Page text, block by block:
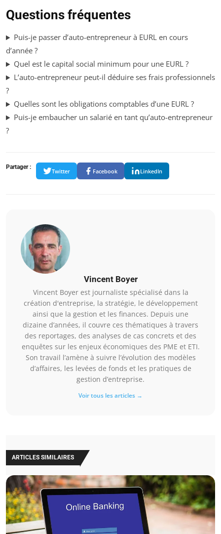
Questions fréquentes
Puis-je passer d’auto-entrepreneur à EURL en cours
d’année ?
Quel est le capital social minimum pour une EURL ?
L’auto-entrepreneur peut-il déduire ses frais professionnels
?
Quelles sont les obligations comptables d’une EURL ?
Puis-je embaucher un salarié en tant qu’auto-entrepreneur
?
Partager :
Twitter Facebook LinkedIn
Vincent Boyer
Vincent Boyer est journaliste spécialisé dans la
création d'entreprise, la stratégie, le développement
ainsi que la gestion et les finances. Depuis une
dizaine d’années, il couvre ces thématiques à travers
des reportages, des analyses de cas concrets et des
enquêtes sur les enjeux économiques des PME et ETI.
Son travail l’amène à suivre l’évolution des modèles
d’affaires, les levées de fonds et les pratiques de
gestion d’entreprise.
Voir tous les articles →
ARTICLES SIMILAIRES